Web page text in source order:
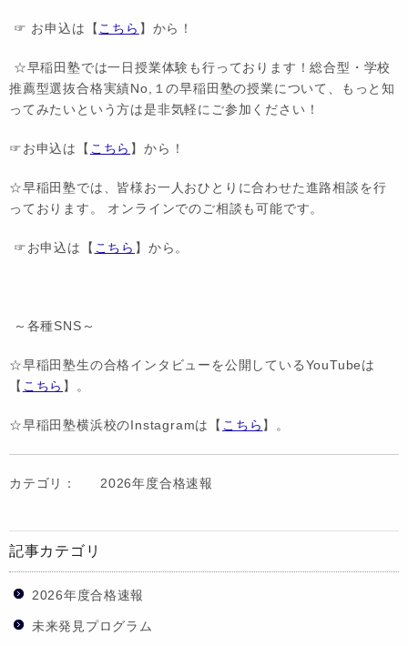
☞ お申込は【 こちら 】から！
☆早稲田塾では一日授業体験も行っております！総合型・学校
推薦型選抜合格実績No,１の早稲田塾の授業について、もっと知
ってみたいという方は是非気軽にご参加ください！
☞お申込は【 こちら 】から！
☆早稲田塾では、皆様お一人おひとりに合わせた進路相談を行
っております。 オンラインでのご相談も可能です。
☞お申込は【 こちら 】から。
～各種SNS～
☆早稲田塾生の合格インタビューを公開しているYouTubeは
【 こちら 】。
☆早稲田塾横浜校のInstagramは【 こちら 】。
カテゴリ： 2026年度合格速報
記事カテゴリ
2026年度合格速報
未来発見プログラム